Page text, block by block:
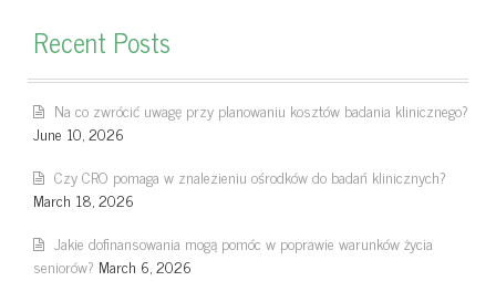
Recent Posts
Na co zwrócić uwagę przy planowaniu kosztów badania klinicznego?
June 10, 2026
Czy CRO pomaga w znalezieniu ośrodków do badań klinicznych?
March 18, 2026
Jakie dofinansowania mogą pomóc w poprawie warunków życia
seniorów? March 6, 2026